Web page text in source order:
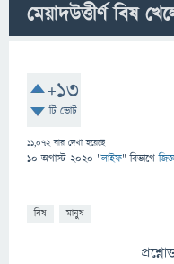
মেয়াদউত্তীর্ণ বিষ
+13
টি ভোট
11,072বার দেখা হয়েছে
10 অগাস্ট 2020 "লাইফ" বিভাগে
বিষ মানুষ